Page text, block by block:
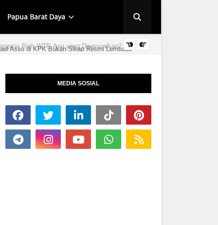
Papua Barat Daya
Asso di KPK Bukan Sikap Resmi Lembaga
MEDIA SOSIAL